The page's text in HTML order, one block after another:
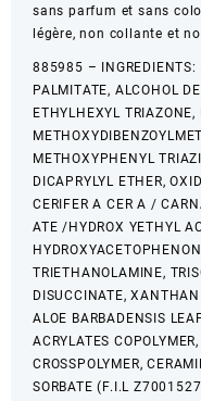
sans parfum et sans
légère, non collante et
885985 – INGREDIENTS:
PALMITATE, ALCOHOL
ETHYLHEXYL TRIAZONE,
METHOXYPHENYL
DICAPRYLYL ETHER,
CERIFER A CER A /
ATE /HYDROX YETHYL
TRIETHANOLAMINE,
DISUCCINATE,
ALOE BARBADENSIS
ACRYLATES
CROSSPOLYMER,
SORBATE (F.I.L